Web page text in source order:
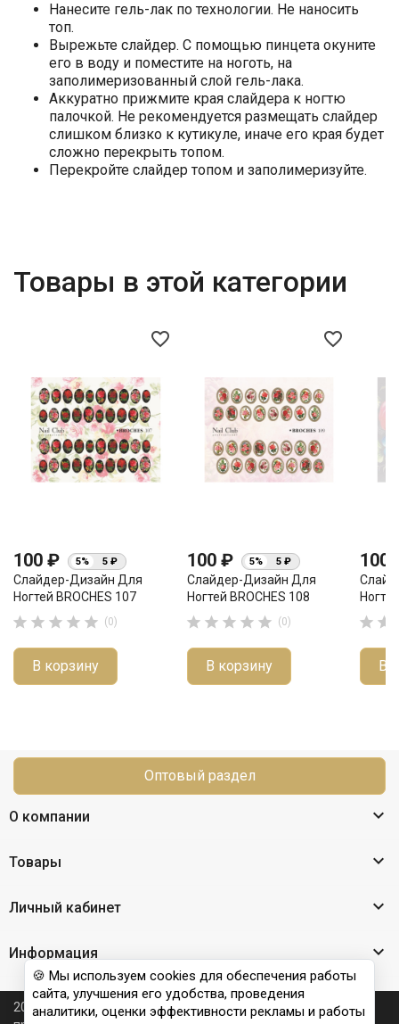
Нанесите гель-лак по технологии. Не наносить
топ.
Вырежьте слайдер. С помощью пинцета окуните
его в воду и поместите на ноготь, на
заполимеризованный слой гель-лака.
Аккуратно прижмите края слайдера к ногтю
палочкой. Не рекомендуется размещать слайдер
слишком близко к кутикуле, иначе его края будет
сложно перекрыть топом.
Перекройте слайдер топом и заполимеризуйте.
Товары в этой категории
favorite_border
100 ₽ 5% 5 ₽
Слайдер-Дизайн Для
Ногтей BROCHES 107
     (0)
В корзину
favorite_border
100 ₽ 5% 5 ₽
Слайдер-Дизайн Для
Ногтей BROCHES 108
     (0)
В корзину
100
 
В
Оптовый раздел
О компании 
Товары 
Личный кабинет 
Информация 
2026 © Nail Club professional - официальный сайт
🍪 Мы используем cookies для обеспечения работы
сайта, улучшения его удобства, проведения
аналитики, оценки эффективности рекламы и работы